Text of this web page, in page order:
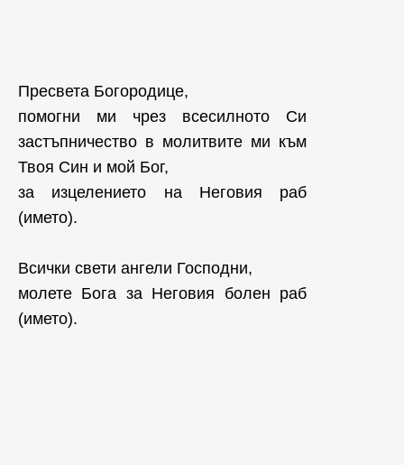
Пресвета Богородице,
помогни ми чрез всесилното Си
застъпничество в молитвите ми към
Твоя Син и мой Бог,
за изцелението на Неговия раб
(името).
Всички свети ангели Господни,
молете Бога за Неговия болен раб
(името).